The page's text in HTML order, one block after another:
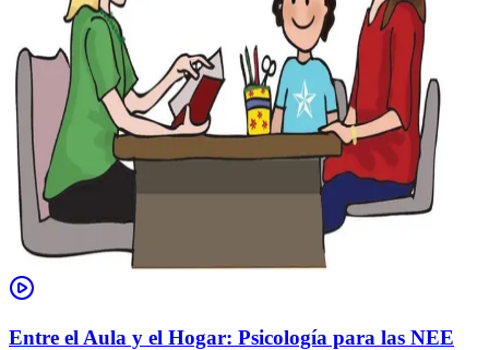
Entre el Aula y el Hogar: Psicología para las NEE